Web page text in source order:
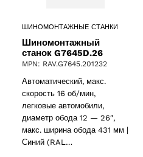
2 products
ШИНОМОНТАЖНЫЕ СТАНКИ
Шиномонтажный
станок G7645D.26
MPN: RAV.G7645.201232
Автоматический, макс.
скорость 16 об/мин,
легковые автомобили,
диаметр обода 12 — 26″,
макс. ширина обода 431 мм |
Синий (RAL…